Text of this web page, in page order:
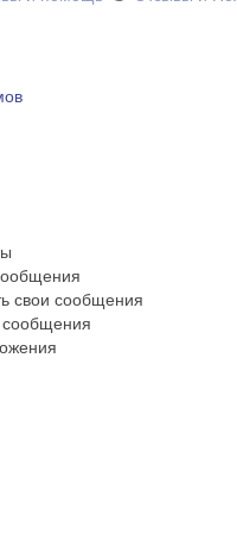
свои сообщения
сообщения